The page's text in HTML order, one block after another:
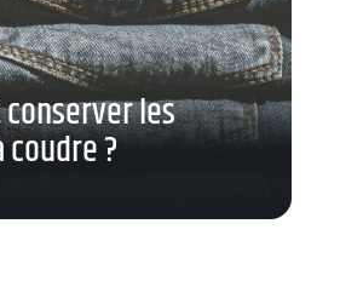
les
?